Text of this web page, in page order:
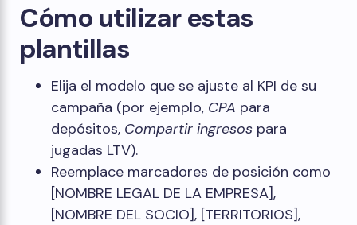
Cómo utilizar estas
plantillas
Elija el modelo que se ajuste al KPI de su
campaña (por ejemplo, CPA para
depósitos, Compartir ingresos para
jugadas LTV).
Reemplace marcadores de posición como
[NOMBRE LEGAL DE LA EMPRESA],
[NOMBRE DEL SOCIO], [TERRITORIOS],